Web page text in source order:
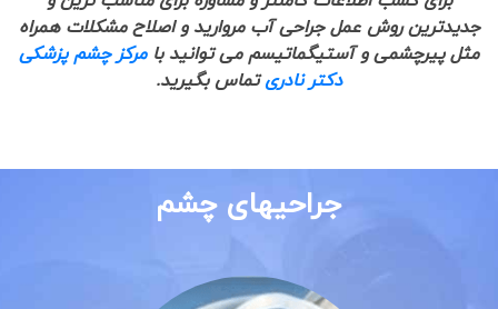
جدیدترین روش عمل جراحی آب مروارید و اصلاح مشکلات همراه
مثل پیرچشمی و آستیگماتیسم می توانید بامرکز چشم پزشکی
دکتر نادریتماس بگیرید.
جراحیهای چشم